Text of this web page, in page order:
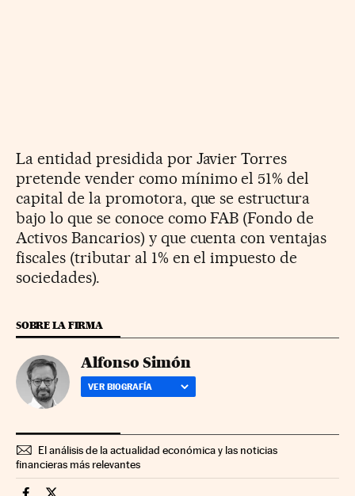
La entidad presidida por Javier Torres
pretende vender como mínimo el 51% del
capital de la promotora, que se estructura
bajo lo que se conoce como FAB (Fondo de
Activos Bancarios) y que cuenta con ventajas
fiscales (tributar al 1% en el impuesto de
sociedades).
SOBRE LA FIRMA
Alfonso Simón
VER BIOGRAFÍA
El análisis de la actualidad económica y las noticias
financieras más relevantes